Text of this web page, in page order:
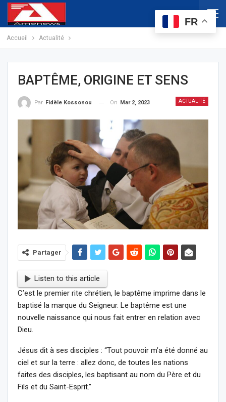
Accueil Actualité
BAPTÊME, ORIGINE ET SENS
ACTUALITÉ
Par Fidèle Kossonou On Mar 2, 2023
Partager
Listen to this article
C’est le premier rite chrétien, le baptême imprime dans le
baptisé la marque du Seigneur. Le baptême est une
nouvelle naissance qui nous fait entrer en relation avec
Dieu.
Jésus dit à ses disciples : “Tout pouvoir m’a été donné au
ciel et sur la terre : allez donc, de toutes les nations
faites des disciples, les baptisant au nom du Père et du
Fils et du Saint-Esprit.”
FR